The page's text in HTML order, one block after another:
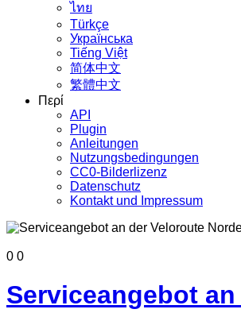
ไทย
Türkçe
Українська
Tiếng Việt
简体中文
繁體中文
Περί
API
Plugin
Anleitungen
Nutzungsbedingungen
CC0-Bilderlizenz
Datenschutz
Kontakt und Impressum
0 0
Serviceangebot